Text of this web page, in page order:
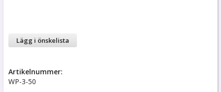
Lägg i önskelista
Artikelnummer:
WP-3-50